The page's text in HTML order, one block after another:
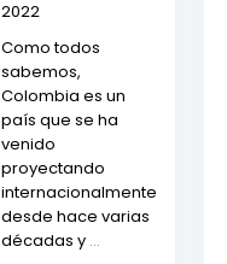
2022
Como todos
sabemos,
Colombia es un
país que se ha
venido
proyectando
internacionalmente
desde hace varias
décadas y ...